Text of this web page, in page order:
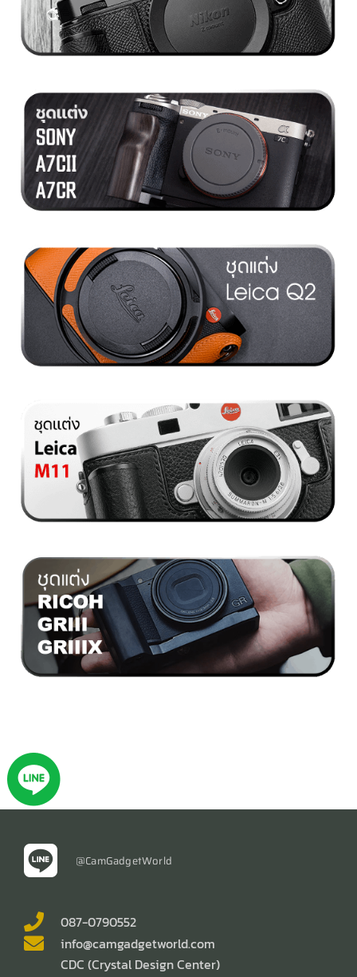
@CamGadgetWorld
087-0790552
info@camgadgetworld.com
CDC (Crystal Design Center)